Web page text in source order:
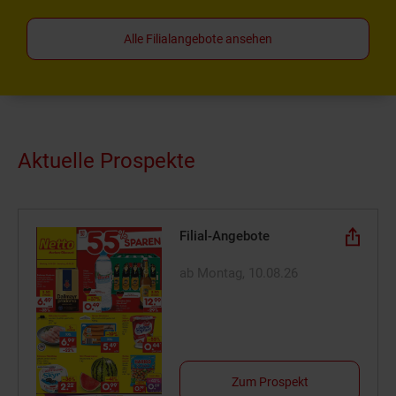
Alle Filialangebote ansehen
Aktuelle Prospekte
Filial-Angebote
Zum Prospekt